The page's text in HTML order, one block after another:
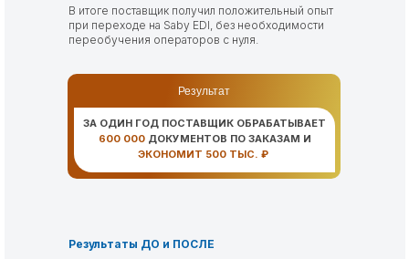
В итоге поставщик получил положительный опыт
при переходе на Saby EDI, без необходимости
переобучения операторов с нуля.
Сроки реализации
01.04.2025 — 30.04.2026
Результаты ДО и ПОСЛЕ
Результат
ЗА ОДИН ГОД ПОСТАВЩИК ОБРАБАТЫВАЕТ
600 000 ДОКУМЕНТОВ ПО ЗАКАЗАМ И
ЭКОНОМИТ 500 ТЫС. ₽